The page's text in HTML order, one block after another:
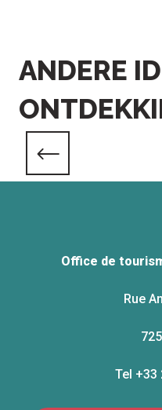
ANDERE
Office de
Rue
Tel +33